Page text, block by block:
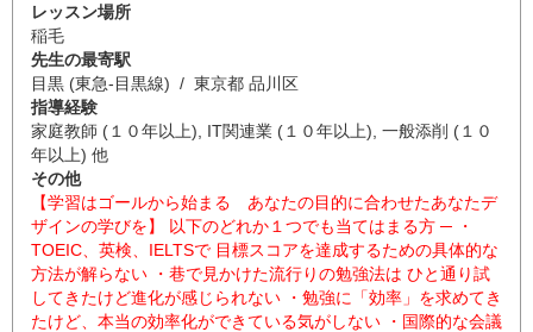
レッスン場所
稲毛
先生の最寄駅
目黒 (東急-目黒線) / 東京都 品川区
指導経験
家庭教師 (１０年以上), IT関連業 (１０年以上), 一般添削 (１０
年以上) 他
その他
【学習はゴールから始まる あなたの目的に合わせたあなたデ
ザインの学びを】 以下のどれか１つでも当てはまる方 ─ ・
TOEIC、英検、IELTSで 目標スコアを達成するための具体的な
方法が解らない ・巷で見かけた流行りの勉強法は ひと通り試
してきたけど進化が感じられない ・勉強に「効率」を求めてき
たけど、本当の効率化ができている気がしない ・国際的な会議